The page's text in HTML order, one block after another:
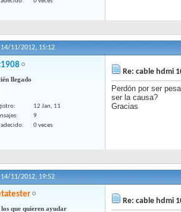
14/11/2012, 15:12
llegado
12 Jan, 11
9
0 veces
Re: cable hdmi
Perdón por ser
ser la causa?
Gracias
14/11/2012, 19:52
los que quieren ayudar
Re: cable hdmi